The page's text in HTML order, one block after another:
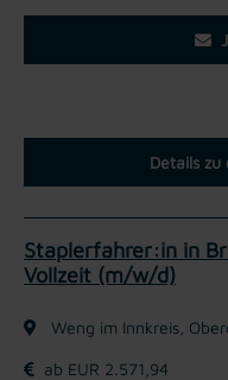
Details zu
Staplerfahrer:in in
Vollzeit (m/w/d)
Weng im Innkreis,
ab EUR 2.571,94